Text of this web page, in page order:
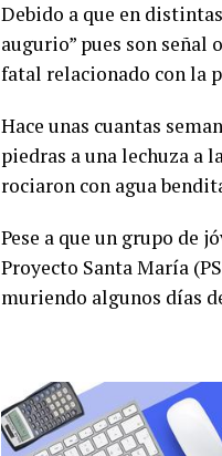
Debido a que en
augurio” pues son señal
fatal relacionado con la
Hace unas cuantas
piedras a una lechuza a
rociaron con agua
Pese a que un grupo de
Proyecto Santa María
muriendo algunos días